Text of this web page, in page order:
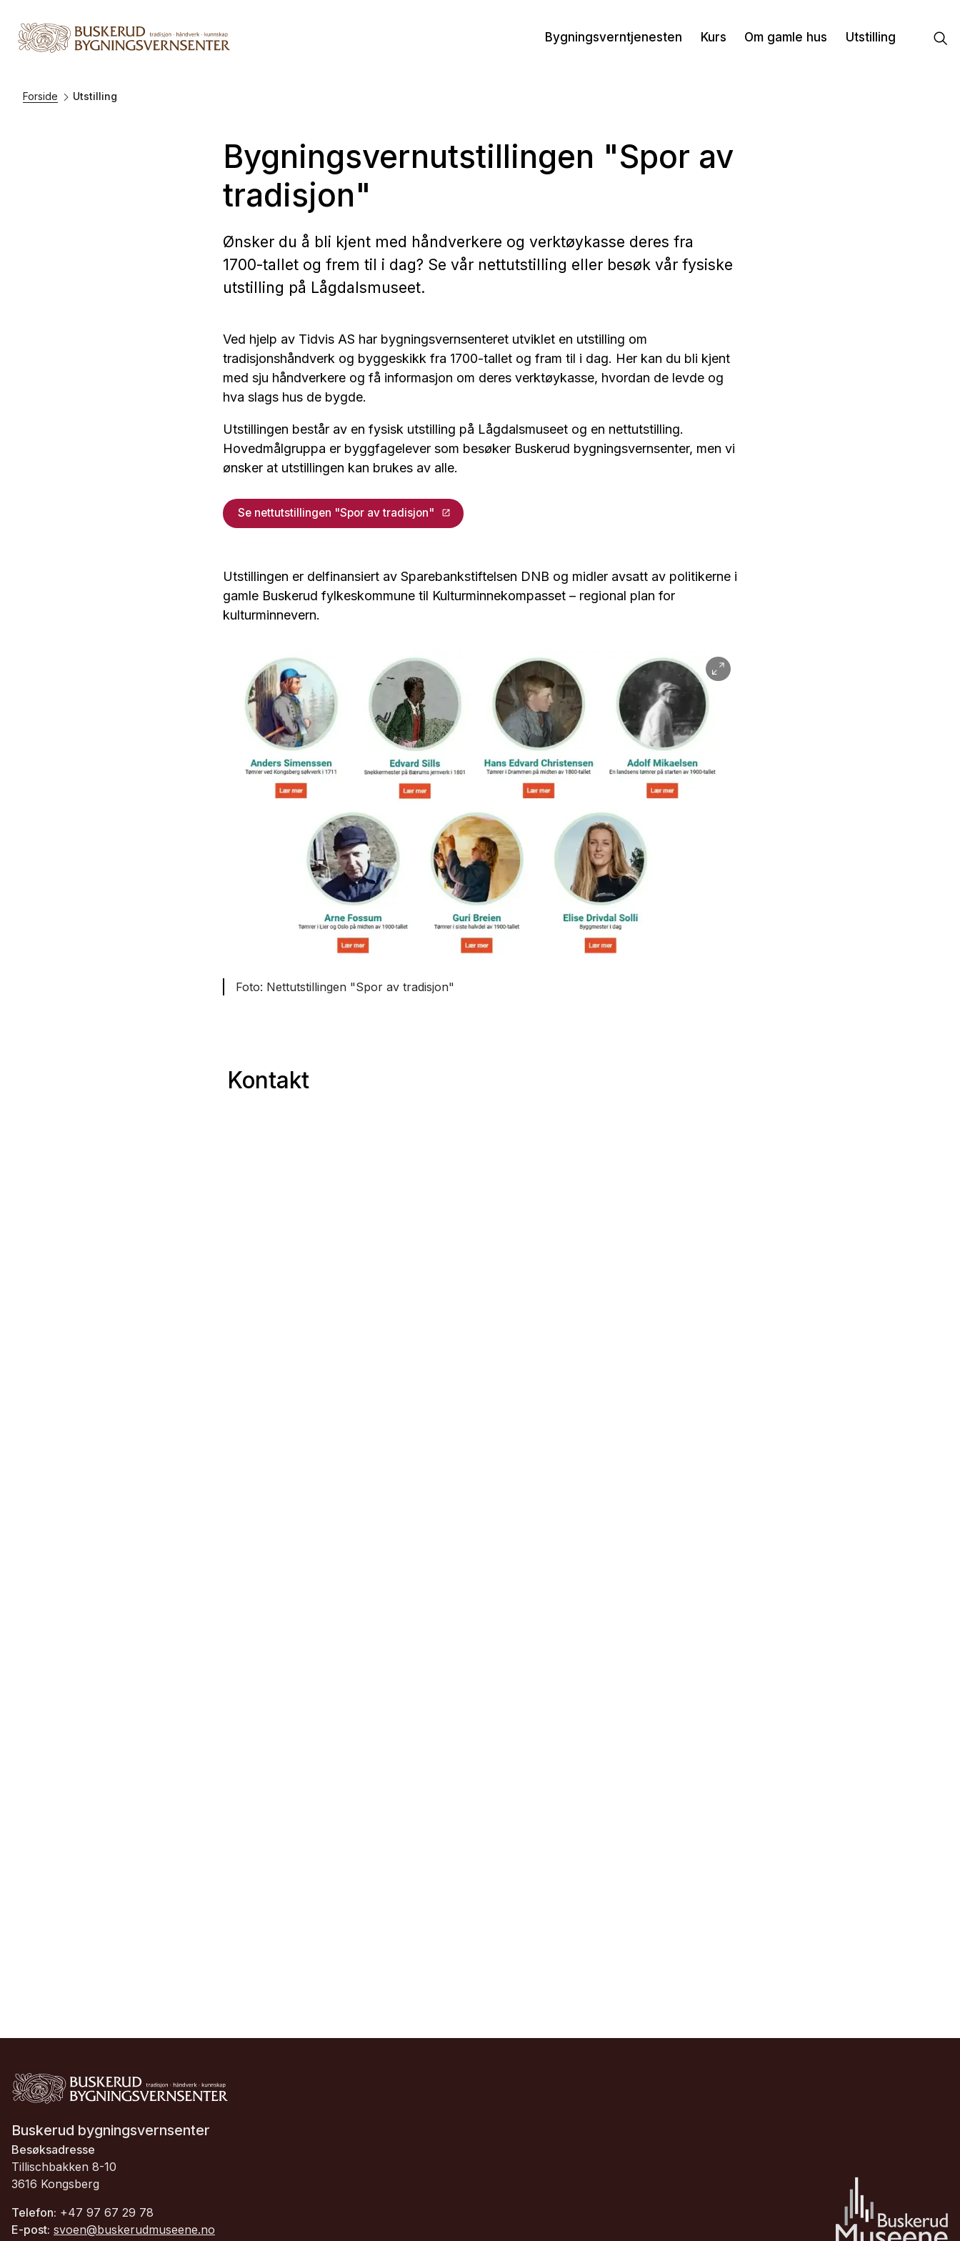
Bygningsverntjenesten Kurs Om gamle hus Utstilling
Forside Utstilling
Bygningsvernutstillingen "Spor av
tradisjon"
Ønsker du å bli kjent med håndverkere og verktøykasse deres fra
1700-tallet og frem til i dag? Se vår nettutstilling eller besøk vår fysiske
utstilling på Lågdalsmuseet.
Ved hjelp av Tidvis AS har bygningsvernsenteret utviklet en utstilling om
tradisjonshåndverk og byggeskikk fra 1700-tallet og fram til i dag. Her kan du bli kjent
med sju håndverkere og få informasjon om deres verktøykasse, hvordan de levde og
hva slags hus de bygde.
Utstillingen består av en fysisk utstilling på Lågdalsmuseet og en nettutstilling.
Hovedmålgruppa er byggfagelever som besøker Buskerud bygningsvernsenter, men vi
ønsker at utstillingen kan brukes av alle.
Se nettutstillingen "Spor av tradisjon"
Utstillingen er delfinansiert av Sparebankstiftelsen DNB og midler avsatt av politikerne i
gamle Buskerud fylkeskommune til Kulturminnekompasset – regional plan for
kulturminnevern.
Nettutstillingen "Spor av tradisjon"
Kontakt
Buskerud bygningsvernsenter
Besøksadresse
Tillischbakken 8-10
3616 Kongsberg
Telefon: +47 97 67 29 78
E-post: svoen@buskerudmuseene.no